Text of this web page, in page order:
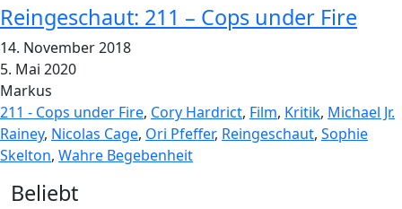
Reingeschaut: 211 – Cops under Fire
14. November 2018
5. Mai 2020
Markus
211 - Cops under Fire, Cory Hardrict, Film, Kritik, Michael Jr.
Rainey, Nicolas Cage, Ori Pfeffer, Reingeschaut, Sophie
Skelton, Wahre Begebenheit
Widgets
Beliebt